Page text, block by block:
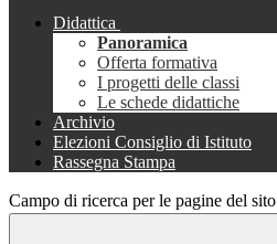
Didattica
Panoramica
Offerta formativa
I progetti delle classi
Le schede didattiche
Archivio
Elezioni Consiglio di Istituto
Rassegna Stampa
Campo di ricerca per le pagine del sito